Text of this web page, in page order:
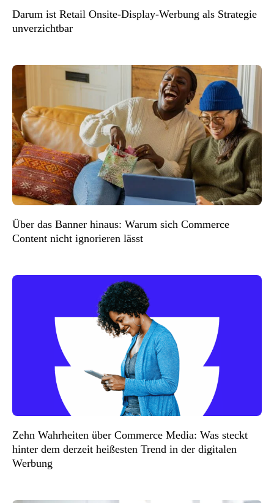
Darum ist Retail Onsite-Display-Werbung als Strategie
unverzichtbar
Über das Banner hinaus: Warum sich Commerce
Content nicht ignorieren lässt
Zehn Wahrheiten über Commerce Media: Was steckt
hinter dem derzeit heißesten Trend in der digitalen
Werbung